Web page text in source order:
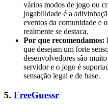
vários modos de jogo ou
jogabilidade é a
eventos da comunidade e
realmente se destaca.
Por que recomendamos:
que desejam um forte
desenvolvedores são
servidor e o jogo é
sensação legal e de base.
5. FreeGuessr